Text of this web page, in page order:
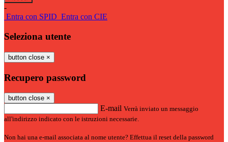
-
Entra con SPID Entra con CIE
Seleziona utente
button close ×
Recupero password
button close ×
E-mail Verrà inviato un messaggio
all'indirizzo indicato con le istruzioni necessarie.
Non hai una e-mail associata al nome utente? Effettua il reset della password